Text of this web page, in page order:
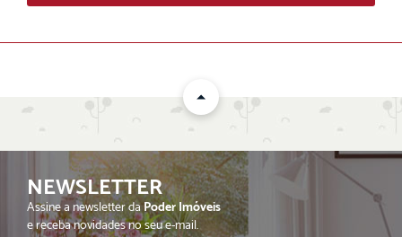
ENVIAR
NEWSLETTER
Assine a newsletter daPoder Imóveis
e receba novidades no seu e-mail.